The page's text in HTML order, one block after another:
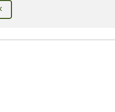
sousedy. V dnešním článku vám
a travinami denivky nejlépe ladí.